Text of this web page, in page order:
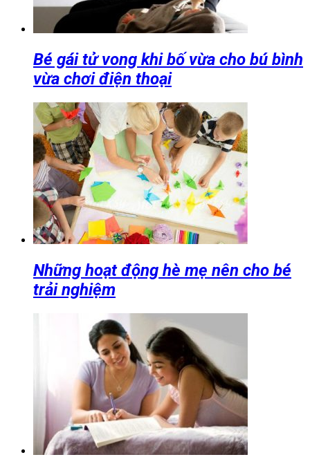
Bé gái tử vong khi bố vừa cho bú bình
vừa chơi điện thoại
Những hoạt động hè mẹ nên cho bé
trải nghiệm